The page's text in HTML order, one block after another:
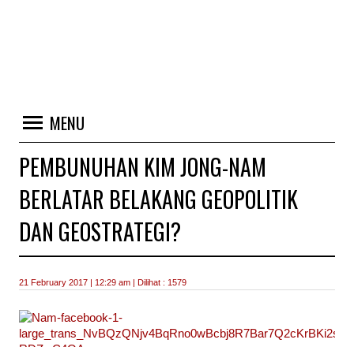
MENU
PEMBUNUHAN KIM JONG-NAM
BERLATAR BELAKANG GEOPOLITIK
DAN GEOSTRATEGI?
21 February 2017 | 12:29 am | Dilihat : 1579